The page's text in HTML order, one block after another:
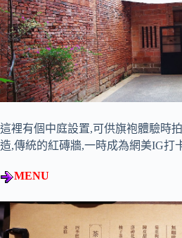
這裡有個中庭設置,可供旗袍體驗時
造,傳統的紅磚牆,一時成為網美IG打
MENU